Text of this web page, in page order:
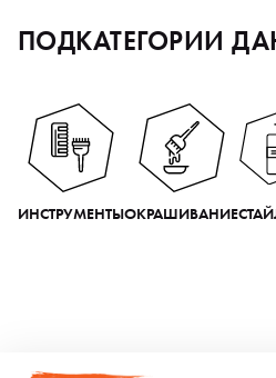
ПОДКАТЕГОРИИ
ИНСТРУМЕНТЫОКРАШИВАНИЕ